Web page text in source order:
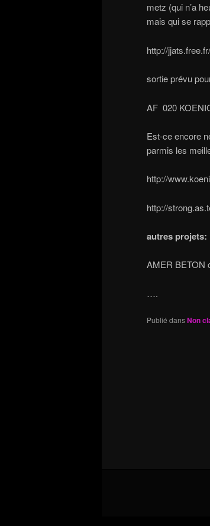
metz (qui n’a
mais qui se
http://jjats.free.fr/
sortie prévu
AF 020
Est-ce encore
parmis les
http://
http://
autres projets:
AMER BETON
….
Publié dansNon